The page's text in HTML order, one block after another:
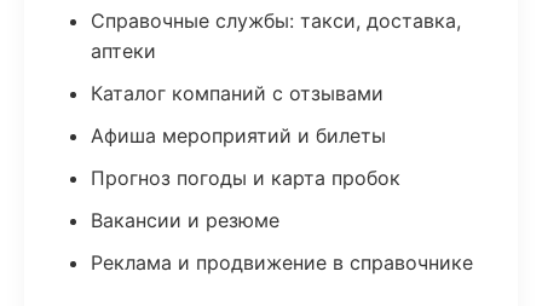
Справочные службы: такси, доставка,
аптеки
Каталог компаний с отзывами
Афиша мероприятий и билеты
Прогноз погоды и карта пробок
Вакансии и резюме
Реклама и продвижение в справочнике